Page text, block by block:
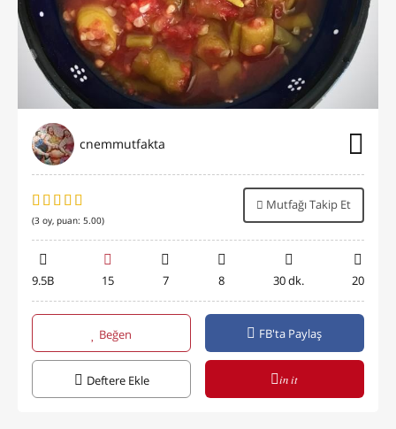
cnemmutfakta
(3 oy, puan: 5.00)
Mutfağı Takip Et
9.5B 15 7 8 30 dk. 20
Beğen FB'ta Paylaş
Deftere Ekle in it